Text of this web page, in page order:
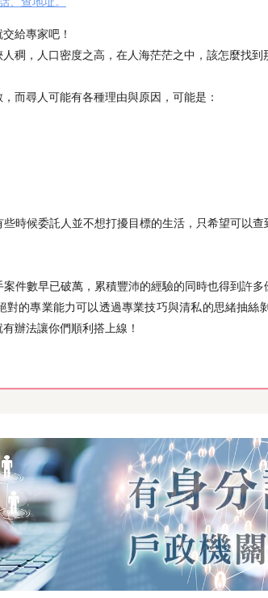
給專家吧！
稠，人口密度之高，在人海茫茫之中，該怎麼找到
而尋人可能有各種理由與原因，可能是：
時候委託人並不想打擾目標的生活，只希望可以
件數早已破萬，累積豐沛的經驗的同時也得到許
的專業能力可以透過專業技巧與清私的思緒抽
辦法讓你們順利搭上線！